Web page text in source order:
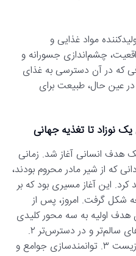
مواد غذایی و
چشم‌اندازی جسورانه و
که در آن دسترسی به غذای
عین حال، طبیعت برای
نوزاد تا تغذیه جهانی
از سال ۱۸۶۶ و با یک هدف انسانی آغاز شد. زمانی
که از شیر مادر محروم بودند،
این آغاز مسیری بود که بر
شکل گرفت. امروز، پس از
اولیه به سه محور کلیدی
گسترش یافته است: ۱. تولید غذاهای سالم‌تر و در دسترس‌تر ۲.
حفاظت از منابع طبیعی و محیط زیست ۳. توانمندسازی جوامع و